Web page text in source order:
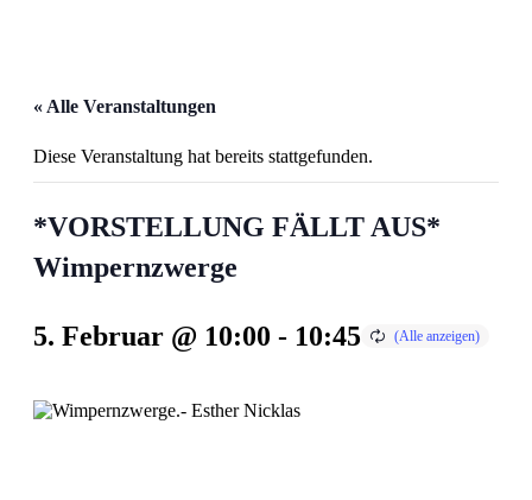
« Alle Veranstaltungen
Diese Veranstaltung hat bereits stattgefunden.
*VORSTELLUNG FÄLLT AUS*
Wimpernzwerge
5. Februar @ 10:00 - 10:45